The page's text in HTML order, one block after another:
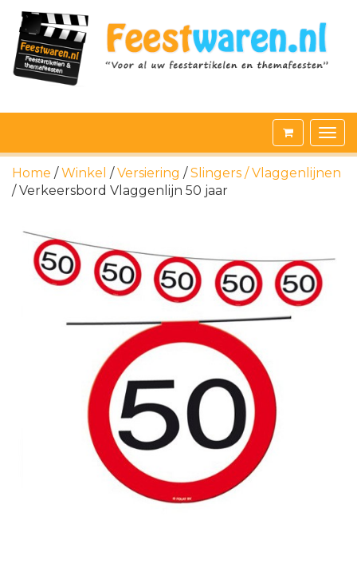
Home /Winkel /Versiering /Slingers / Vlaggenlijnen
/ Verkeersbord Vlaggenlijn 50 jaar